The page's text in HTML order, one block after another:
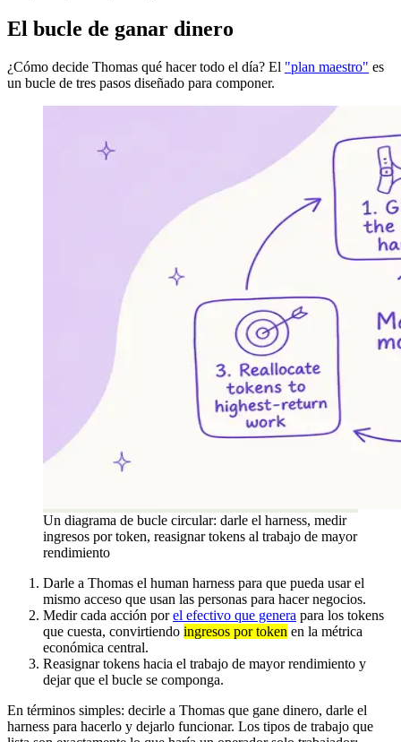
El bucle de ganar dinero
¿Cómo decide Thomas qué hacer todo el día? El "plan maestro" es
un bucle de tres pasos diseñado para componer.
Un diagrama de bucle circular: darle el harness, medir
ingresos por token, reasignar tokens al trabajo de mayor
rendimiento
Darle a Thomas el human harness para que pueda usar el
mismo acceso que usan las personas para hacer negocios.
Medir cada acción porel efectivo que genera para los tokens
que cuesta, convirtiendo ingresos por token en la métrica
económica central.
Reasignar tokens hacia el trabajo de mayor rendimiento y
dejar que el bucle se componga.
En términos simples: decirle a Thomas que gane dinero, darle el
harness para hacerlo y dejarlo funcionar. Los tipos de trabajo que